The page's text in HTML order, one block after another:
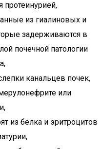
из гиалиновых и
задерживаются в
почечной патологии
канальцев почек,
или
из белка и эритроцитов